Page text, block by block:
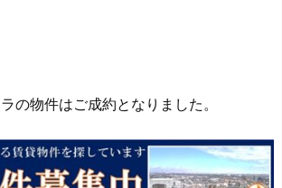
の物件はご成約となりました。